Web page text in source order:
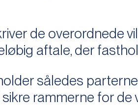
de overordnede
aftale, der
således
rammerne for de